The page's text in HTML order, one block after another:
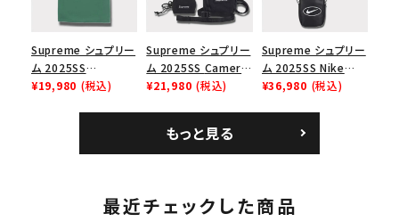
Supreme シュプリー
ム 2025SS
Homerun Tee ホー
¥19,980 (税込)
Supreme シュプリー
ム 2025SS Camera
Bag + Mini Pouch
¥21,980 (税込)
Supreme シュプリー
ム 2025SS Nike
Leather Shoulder
¥36,980 (税込)
もっと見る
最近チェックした商品